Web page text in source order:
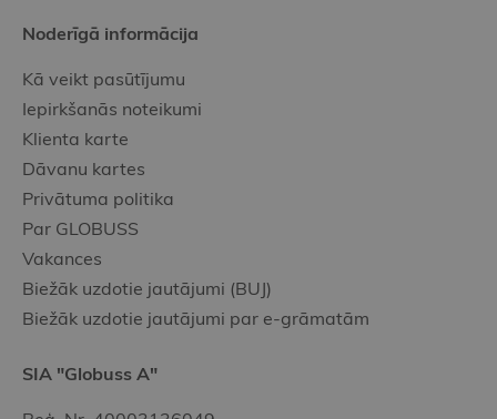
Noderīgā informācija
Kā veikt pasūtījumu
Iepirkšanās noteikumi
Klienta karte
Dāvanu kartes
Privātuma politika
Par GLOBUSS
Vakances
Biežāk uzdotie jautājumi (BUJ)
Biežāk uzdotie jautājumi par e-grāmatām
SIA "Globuss A"